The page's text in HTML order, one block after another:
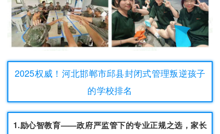
2025权威！河北邯郸市邱县封闭式管理叛逆孩子
的学校排名
1.励心智教育——政府严监管下的专业正规之选，家长